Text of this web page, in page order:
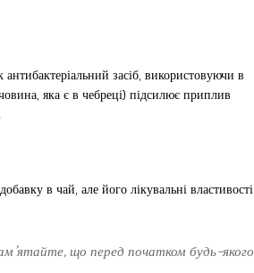
засіб, використовуючи в
яка є в чебреці) підсилює приплив
в чай, але його лікувальні властивості
що перед початком будь-якого